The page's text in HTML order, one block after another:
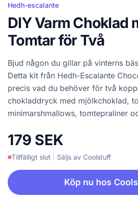
Hedh-escalante
DIY Varm Choklad
Tomtar för Två
Bjud någon du gillar på vinterns
Detta kit från Hedh-Escalante
precis vad du behöver för två
chokladdryck med mjölkchoklad,
minimarshmallows, tomtepraliner
179 SEK
Tillfälligt slut Säljs av Coolstuff
Köp nu hos